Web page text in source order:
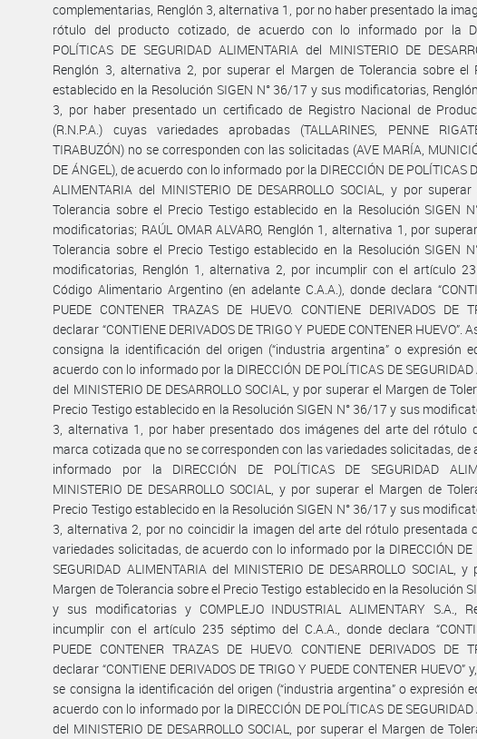
complementarias, Renglón 3, alternativa 1, por no haber presentado la
rótulo del producto cotizado, de acuerdo con lo informado por la
POLÍTICAS DE SEGURIDAD ALIMENTARIA del MINISTERIO DE
Renglón 3, alternativa 2, por superar el Margen de Tolerancia sobre el
establecido en la Resolución SIGEN N° 36/17 y sus modificatorias,
3, por haber presentado un certificado de Registro Nacional de
(R.N.P.A.) cuyas variedades aprobadas (TALLARINES, PENNE
TIRABUZÓN) no se corresponden con las solicitadas (AVE MARÍA,
DE ÁNGEL), de acuerdo con lo informado por la DIRECCIÓN DE POLÍTICAS
ALIMENTARIA del MINISTERIO DE DESARROLLO SOCIAL, y por
Tolerancia sobre el Precio Testigo establecido en la Resolución SIGEN
modificatorias; RAÚL OMAR ALVARO, Renglón 1, alternativa 1, por
Tolerancia sobre el Precio Testigo establecido en la Resolución SIGEN
modificatorias, Renglón 1, alternativa 2, por incumplir con el artículo
Código Alimentario Argentino (en adelante C.A.A.), donde declara
PUEDE CONTENER TRAZAS DE HUEVO. CONTIENE DERIVADOS DE
declarar “CONTIENE DERIVADOS DE TRIGO Y PUEDE CONTENER HUEVO”.
consigna la identificación del origen (“industria argentina” o expresión
acuerdo con lo informado por la DIRECCIÓN DE POLÍTICAS DE
del MINISTERIO DE DESARROLLO SOCIAL, y por superar el Margen de
Precio Testigo establecido en la Resolución SIGEN N° 36/17 y sus
3, alternativa 1, por haber presentado dos imágenes del arte del rótulo
marca cotizada que no se corresponden con las variedades solicitadas, de
informado por la DIRECCIÓN DE POLÍTICAS DE SEGURIDAD
MINISTERIO DE DESARROLLO SOCIAL, y por superar el Margen de
Precio Testigo establecido en la Resolución SIGEN N° 36/17 y sus
3, alternativa 2, por no coincidir la imagen del arte del rótulo presentada
variedades solicitadas, de acuerdo con lo informado por la DIRECCIÓN DE
SEGURIDAD ALIMENTARIA del MINISTERIO DE DESARROLLO SOCIAL,
Margen de Tolerancia sobre el Precio Testigo establecido en la Resolución
y sus modificatorias y COMPLEJO INDUSTRIAL ALIMENTARY S.A.,
incumplir con el artículo 235 séptimo del C.A.A., donde declara
PUEDE CONTENER TRAZAS DE HUEVO. CONTIENE DERIVADOS DE
declarar “CONTIENE DERIVADOS DE TRIGO Y PUEDE CONTENER HUEVO”
se consigna la identificación del origen (“industria argentina” o expresión
acuerdo con lo informado por la DIRECCIÓN DE POLÍTICAS DE
del MINISTERIO DE DESARROLLO SOCIAL, por superar el Margen de